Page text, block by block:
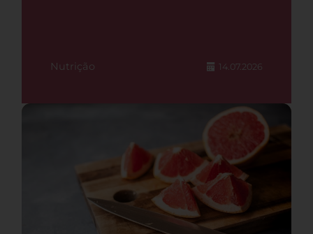
Nutrição 14.07.2026